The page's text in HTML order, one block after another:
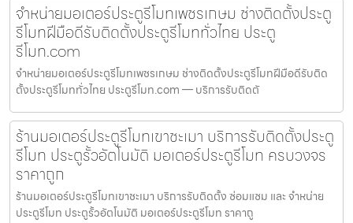
จำหน่ายมอเตอร์ประตูรีโมทเพชรเกษม ช่างติดตั้งประตู
รีโมทฝีมือดีรับติดตั้งประตูรีโมททั่วไทย ประตู
รีโมท.com
จำหน่ายมอเตอร์ประตูรีโมทเพชรเกษม ช่างติดตั้งประตูรีโมทฝีมือดีรับติด
ตั้งประตูรีโมททั่วไทย ประตูรีโมท.com — บริการรับติดตั
ร้านมอเตอร์ประตูรีโมทเขาชะเมา บริการรับติดตั้งประตู
รีโมท ประตูรั้วอัตโนมัติ มอเตอร์ประตูรีโมท ครบวงจร
ราคาถูก
ร้านมอเตอร์ประตูรีโมทเขาชะเมา บริการรับติดตั้ง ซ่อมแซม และ จำหน่าย
ประตูรีโมท ประตูรั้วอัตโนมัติ มอเตอร์ประตูรีโมท ราคาถู